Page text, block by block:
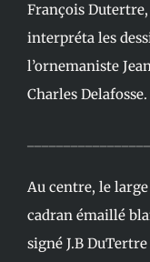
François
interpréta les
l’ornemaniste
Charles Delafosse.
Au centre, le large
cadran émaillé
signé J.B DuTertre